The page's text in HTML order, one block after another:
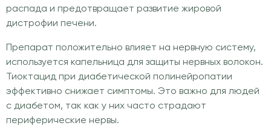
распада и предотвращает развитие жировой
дистрофии печени.
Препарат положительно влияет на нервную систему,
используется капельница для защиты нервных волокон.
Тиоктацид при диабетической полинейропатии
эффективно снижает симптомы. Это важно для людей
с диабетом, так как у них часто страдают
периферические нервы.